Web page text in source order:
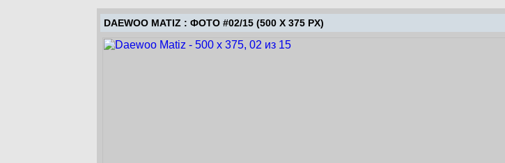
DAEWOO MATIZ : ФОТО #02/15 (500 X 375 PX)